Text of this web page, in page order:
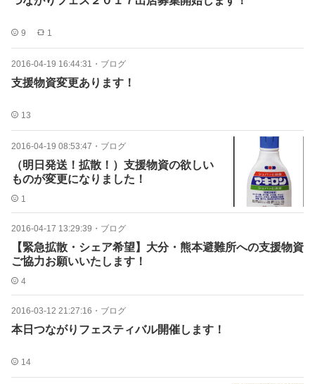
9 1
2016-04-19 16:44:31 ・ ブログ
支援物資変更あります！
13
2016-04-19 08:53:47 ・ ブログ
（明日発送！拡散！）支援物資の欲しい
ものが変更になりました！
1
2016-04-17 13:29:39 ・ ブログ
【緊急拡散・シェア希望】大分・熊本避難所への支援物資
ご協力お願いいたします！
4
2016-03-12 21:27:16 ・ ブログ
本日つながりフェスティバル開催します！
14